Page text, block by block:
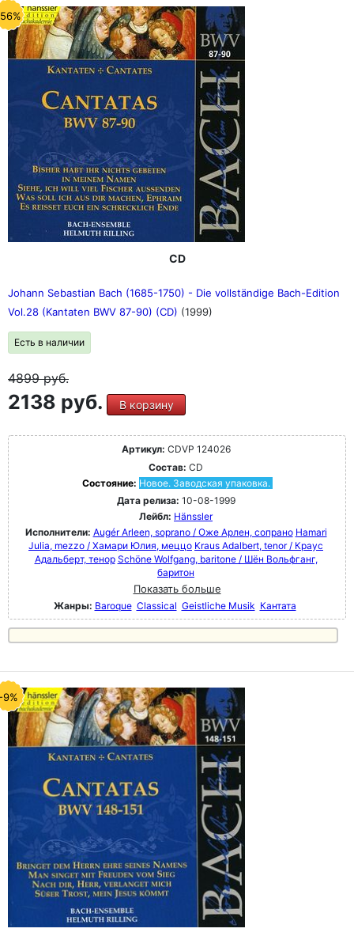
CD
Johann Sebastian Bach (1685-1750) - Die vollständige Bach-Edition
Vol.28 (Kantaten BWV 87-90) (CD) (1999)
Есть в наличии
4899руб.
2138 руб. В корзину
Артикул: CDVP 124026
Состав: CD
Состояние: Новое. Заводская упаковка.
Дата релиза: 10-08-1999
Лейбл: Hänssler
Исполнители: Augér Arleen, soprano / Оже Арлен, сопрано Hamari
Julia, mezzo / Хамари Юлия, меццо Kraus Adalbert, tenor / Краус
Адальберт, тенор Schöne Wolfgang, baritone / Шён Вольфганг,
баритон
Показать больше
Жанры: Baroque Classical Geistliche Musik Кантата
9%